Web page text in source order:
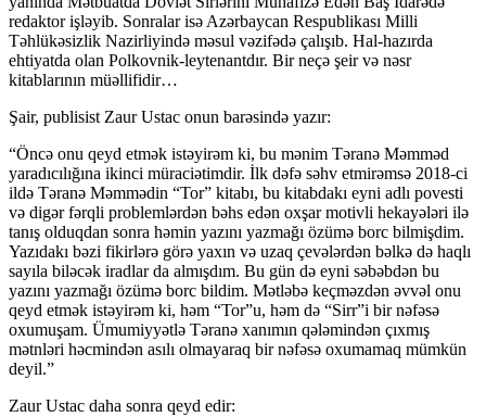
redaktor işləyib. Sonralar isə Azərbaycan Respublikası Milli
Təhlükəsizlik Nazirliyində məsul vəzifədə çalışıb. Hal-hazırda
ehtiyatda olan Polkovnik-leytenantdır. Bir neçə şeir və nəsr
kitablarının müəllifidir…
Şair, publisist Zaur Ustac onun barəsində yazır:
“Öncə onu qeyd etmək istəyirəm ki, bu mənim Təranə Məmməd
yaradıcılığına ikinci müraciətimdir. İlk dəfə səhv etmirəmsə 2018-ci
ildə Təranə Məmmədin “Tor” kitabı, bu kitabdakı eyni adlı povesti
və digər fərqli problemlərdən bəhs edən oxşar motivli hekayələri ilə
tanış olduqdan sonra həmin yazını yazmağı özümə borc bilmişdim.
Yazıdakı bəzi fikirlərə görə yaxın və uzaq çevələrdən bəlkə də haqlı
sayıla biləcək iradlar da almışdım. Bu gün də eyni səbəbdən bu
yazını yazmağı özümə borc bildim. Mətləbə keçməzdən əvvəl onu
qeyd etmək istəyirəm ki, həm “Tor”u, həm də “Sirr”i bir nəfəsə
oxumuşam. Ümumiyyətlə Təranə xanımın qələmindən çıxmış
mətnləri həcmindən asılı olmayaraq bir nəfəsə oxumamaq mümkün
deyil.”
Zaur Ustac daha sonra qeyd edir: